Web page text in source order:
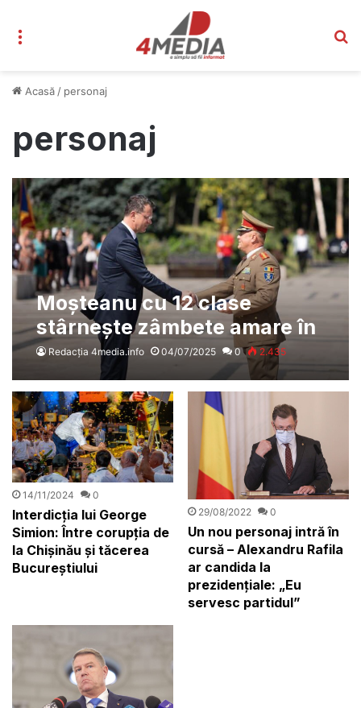
Acasă / personaj
personaj
Moșteanu cu 12 clase
stârnește zâmbete amare în
rândul generalilor
Redacția 4media.info 04/07/2025 0 2.435
14/11/2024 0
Interdicția lui George
Simion: Între corupția de
la Chișinău și tăcerea
Bucureștiului
29/08/2022 0
Un nou personaj intră în
cursă – Alexandru Rafila
ar candida la
prezidențiale: „Eu
servesc partidul”